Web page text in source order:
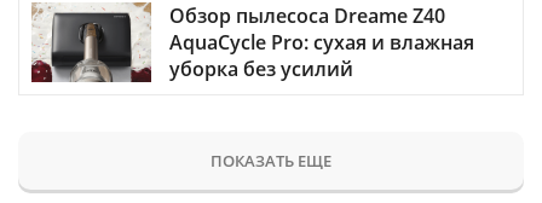
Обзор пылесоса Dreame Z40
AquaCycle Pro: сухая и влажная
уборка без усилий
ПОКАЗАТЬ ЕЩЕ